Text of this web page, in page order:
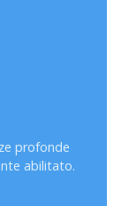
profonde
abilitato.